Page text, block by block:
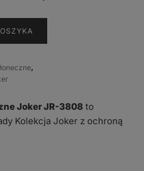
wynosi:
8,90 zł.
,
Joker JR-3808to
Kolekcja Joker z ochroną